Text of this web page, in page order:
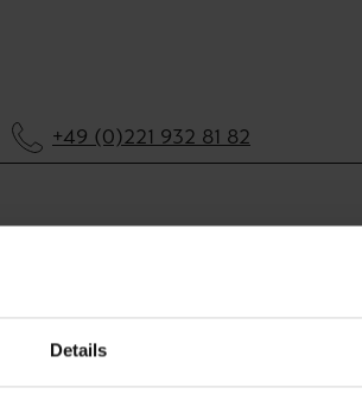
Details
+49 (0)221 932 81 82